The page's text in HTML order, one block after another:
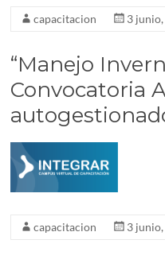
capacitacion 3
“Manejo
Convocatoria
capacitacion 3